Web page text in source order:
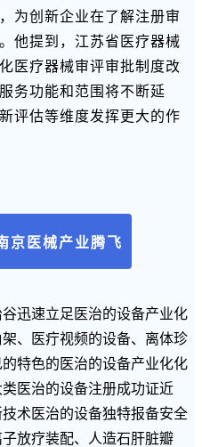
为创新企业在了解注册审
他提到，江苏省医疗器械
医疗器械审评审批制度改
务功能和范围将不断延
评估等维度发挥更大的作
京医械产业腾飞
迅速立足医治的设备产业化
、医疔视频的设备、离体珍
特色的医治的设备产业化化
医治的设备注册成功证近
术医治的设备独特报备安全
放疗装配、人造石肝脏瓣